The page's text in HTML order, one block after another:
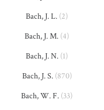
Bach, J. L. (2)
Bach, J. M. (4)
Bach, J. N. (1)
Bach, J. S.(870)
Bach, W. F. (33)